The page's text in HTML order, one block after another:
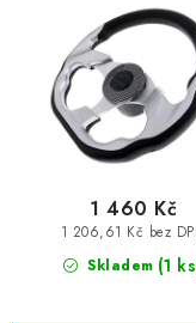
Doprava a platba
Obchodní podmínky
Skladem (1
1 206,61 Kč bez
1 460 Kč